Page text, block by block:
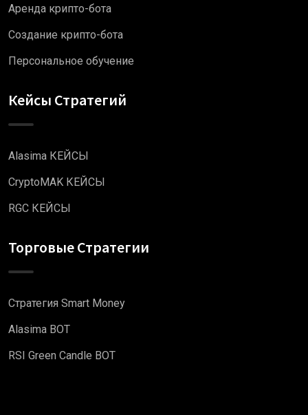
Аренда крипто-бота
Создание крипто-бота
Персональное обучение
Кейсы Стратегий
Alasima КЕЙСЫ
CryptoMAK КЕЙСЫ
RGC КЕЙСЫ
Торговые Стратегии
Стратегия Smart Money
Alasima BOT
RSI Green Candle BOT